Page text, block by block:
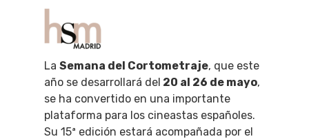
Hit enter to search or ESC to close
La Semana del Cortometraje, que este
año se desarrollará del 20 al 26 de mayo,
se ha convertido en una importante
plataforma para los cineastas españoles.
Su 15ª edición estará acompañada por el